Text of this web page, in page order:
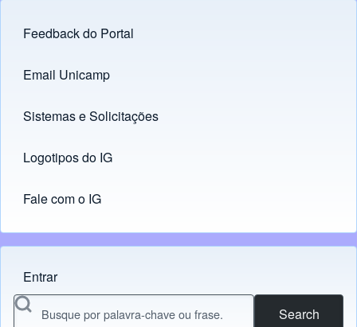
Footer menu
Feedback do Portal
Links
Email Unicamp
(opens in new tab)
Sistemas e Solicitações
(opens in new tab)
Logotipos do IG
(opens in new tab)
Fale com o IG
Menu do usuário
Entrar
Search